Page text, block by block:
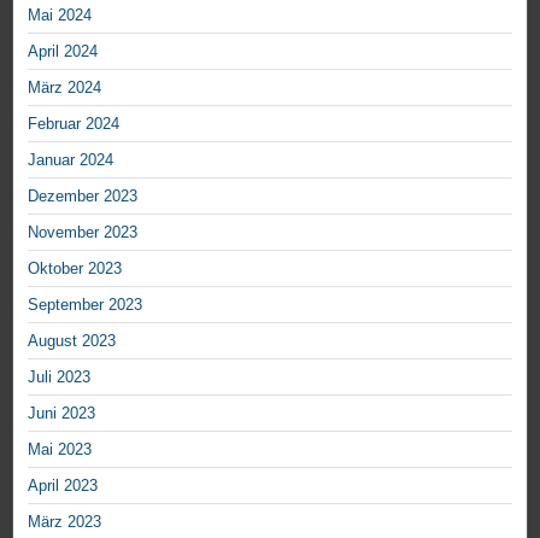
Mai 2024
April 2024
März 2024
Februar 2024
Januar 2024
Dezember 2023
November 2023
Oktober 2023
September 2023
August 2023
Juli 2023
Juni 2023
Mai 2023
April 2023
März 2023